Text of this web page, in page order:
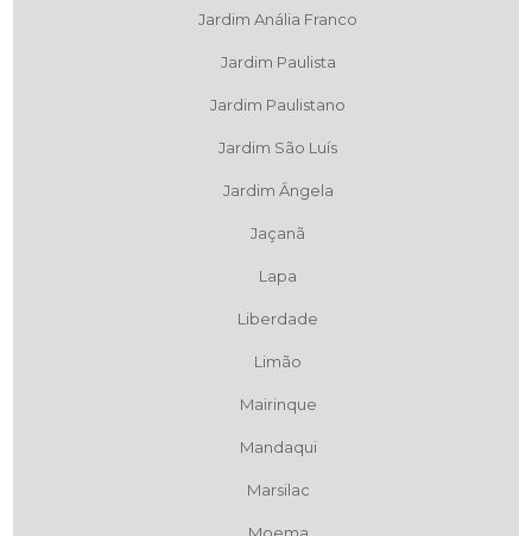
Jardim Anália Franco
Jardim Paulista
Jardim Paulistano
Jardim São Luís
Jardim Ângela
Jaçanã
Lapa
Liberdade
Limão
Mairinque
Mandaqui
Marsilac